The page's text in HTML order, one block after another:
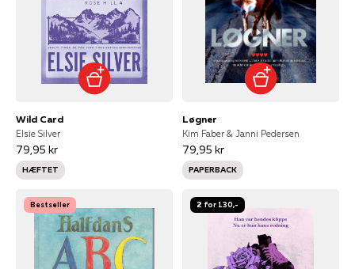
Wild Card
Elsie Silver
79,95 kr
HÆFTET
Løgner
Kim Faber & Janni Pedersen
79,95 kr
PAPERBACK
Bestseller 2 for 130,-